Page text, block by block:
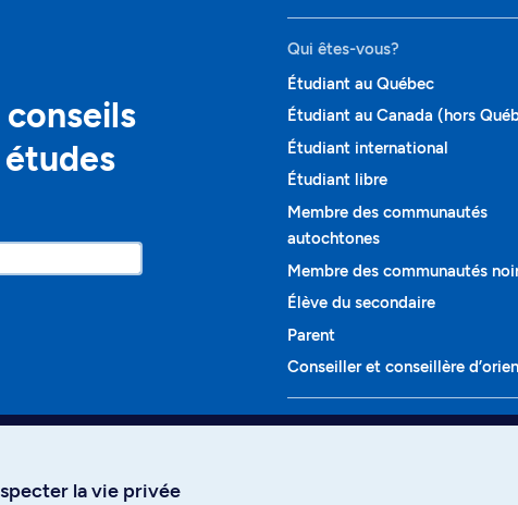
études
Qui êtes-vous?
Étudiant au Québec
Étudiant au Canada (hors
Étudiant international
Étudiant libre
Membre des communautés
autochtones
Membre des communautés
Élève du secondaire
Parent
Conseiller et conseillère
Programmes et cours
la vie privée